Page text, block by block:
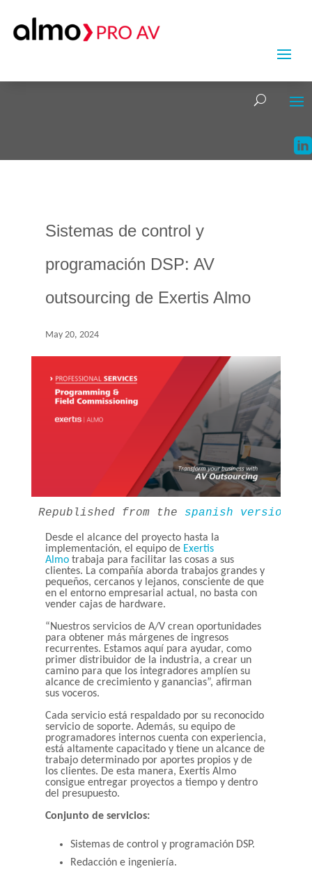
Sistemas de control y
programación DSP: AV
outsourcing de Exertis Almo
May 20, 2024
Republished from the spanish version
Desde el alcance del proyecto hasta la
implementación, el equipo de Exertis
Almotrabaja para facilitar las cosas a sus
clientes. La compañía aborda trabajos grandes y
pequeños, cercanos y lejanos, consciente de que
en el entorno empresarial actual, no basta con
vender cajas de hardware.
“Nuestros servicios de A/V crean oportunidades
para obtener más márgenes de ingresos
recurrentes. Estamos aquí para ayudar, como
primer distribuidor de la industria, a crear un
camino para que los integradores amplíen su
alcance de crecimiento y ganancias”, afirman
sus voceros.
Cada servicio está respaldado por su reconocido
servicio de soporte. Además, su equipo de
programadores internos cuenta con experiencia,
está altamente capacitado y tiene un alcance de
trabajo determinado por aportes propios y de
los clientes. De esta manera, Exertis Almo
consigue entregar proyectos a tiempo y dentro
del presupuesto.
Conjunto de servicios:
Sistemas de control y programación DSP.
Redacción e ingeniería.